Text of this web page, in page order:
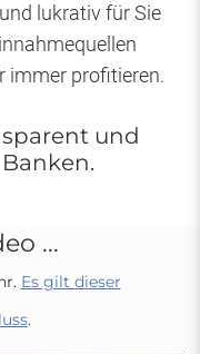
lukrativ für Sie
immer profitieren.
und
...
Es gilt dieser
.